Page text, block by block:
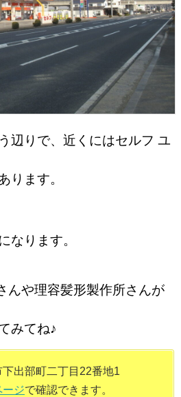
辺りで、近くにはセルフ ユ
ります。
なります。
んや理容髪形製作所さんが
みてね♪
出部町二丁目22番地1
ージで確認できます。